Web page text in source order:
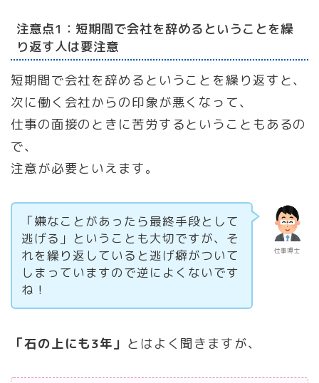
注意点1：短期間で会社を辞めるということを繰
り返す人は要注意
短期間で会社を辞めるということを繰り返すと、
次に働く会社からの印象が悪くなって、
仕事の面接のときに苦労するということもあるの
で、
注意が必要といえます。
仕事博士
「嫌なことがあったら最終手段として
逃げる」ということも大切ですが、そ
れを繰り返していると逃げ癖がついて
しまっていますので逆によくないです
ね！
「石の上にも3年」 とはよく聞きますが、